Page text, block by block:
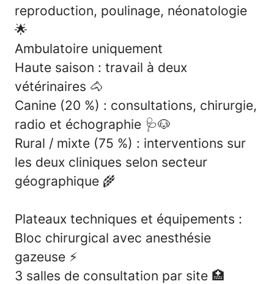
reproduction, poulinage, néonatologie
🌟
Ambulatoire uniquement
Haute saison : travail à deux
vétérinaires 🐴
Canine (20 %) : consultations, chirurgie,
radio et échographie 🩺🐶
Rural / mixte (75 %) : interventions sur
les deux cliniques selon secteur
géographique 🌾
Plateaux techniques et équipements :
Bloc chirurgical avec anesthésie
gazeuse ⚡
3 salles de consultation par site 🏥